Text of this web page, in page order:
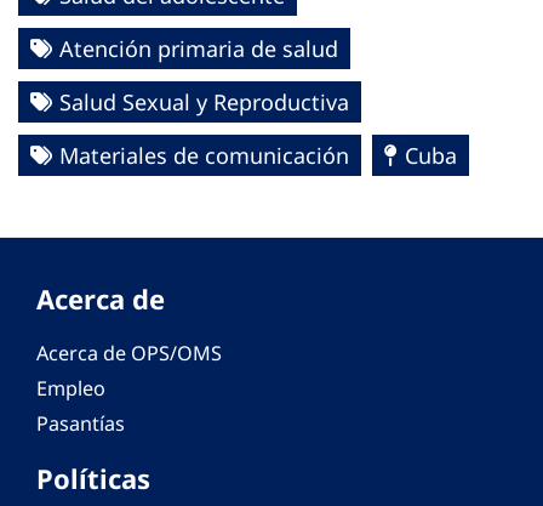
Atención primaria de salud
Salud Sexual y Reproductiva
Materiales de comunicación
Cuba
Acerca de
Acerca de OPS/OMS
Empleo
Pasantías
Políticas